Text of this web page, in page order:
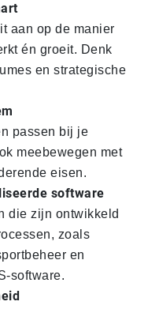
aan op de manier
én groeit. Denk
en strategische
passen bij je
meebewegen met
eisen.
software
die zijn ontwikkeld
zoals
en
software.